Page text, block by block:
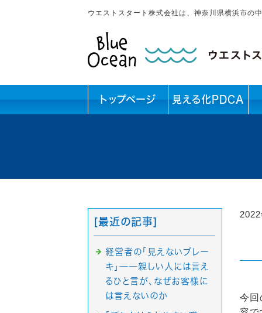
ウエストスタート株式会社は、神奈川県横浜市の
トップページ 見える化PDCA
今回
[最近の記事]
経営者の「見えないブレー
キ」――親しい人には言え
るひと言が、なぜお客様に
は言えないのか